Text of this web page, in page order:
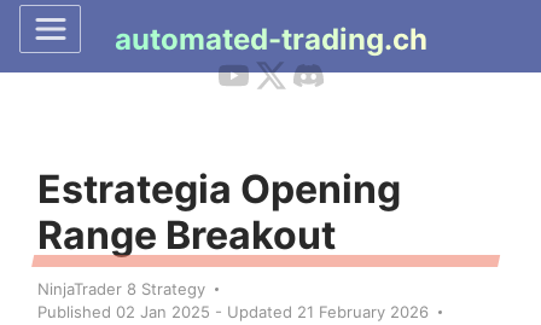
automated-trading.ch
Estrategia Opening
Range Breakout
NinjaTrader 8 Strategy
Published 02 Jan 2025 - Updated 21 February 2026